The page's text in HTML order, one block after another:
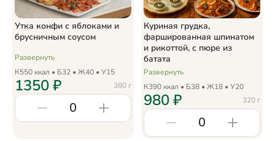
Утка конфи с яблоками и
брусничным соусом
Развернуть
К550 ккал • Б32 • Ж40 • У15
380 г
1350₽
0
Куриная грудка,
фаршированная шпинатом
и рикоттой, с пюре из
батата
Развернуть
К390 ккал • Б38 • Ж18 • У20
320 г
980₽
0